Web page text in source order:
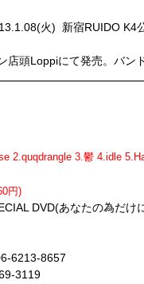
火) 新宿RUIDO K4
頭Loppiにて発売。バンド
2.quqdrangle 3.鬱 4.idle
円)
DVD(あなたの為だけ
6213-8657
3119